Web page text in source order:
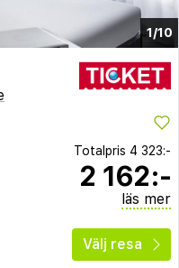
1/10
Totalpris 4 323:-
2 162:-
läs mer
Välj resa